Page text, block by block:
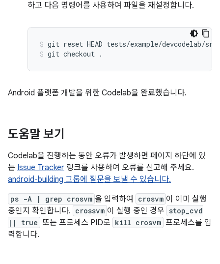
하고 다음 명령어를 사용하여 파일을 재설정합니다.
git reset HEAD tests/example/devcodelab/
git checkout .
Android 플랫폼 개발을 위한 Codelab을 완료했습니다.
도움말 보기
Codelab을 진행하는 동안 오류가 발생하면 페이지 하단에 있
는 Issue Tracker 링크를 사용하여 오류를 신고해 주세요.
android-building 그룹에 질문을 보낼 수 있습니다.
ps -A | grep crosvm 을 입력하여 crosvm 이 이미 실행
중인지 확인합니다. crossvm 이 실행 중인 경우 stop_cvd
|| true 또는 프로세스 PID로 kill crosvm 프로세스를 입
력합니다.